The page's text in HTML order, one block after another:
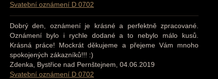
Svatební oznámení D 0702
Dobrý den, oznámení je krásné a perfektně zpracované.
Oznámení bylo i rychle dodané a to nebylo málo kusů.
Krásná práce! Mockrát děkujeme a přejeme Vám mnoho
spokojených zákazníků!!! :)
Zdenka, Bystřice nad Pernštejnem, 04.06.2019
Svatební oznámení D 0702